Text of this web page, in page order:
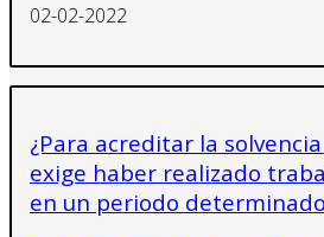
02-02-2022
¿Para acreditar la
exige haber realizado
en un periodo